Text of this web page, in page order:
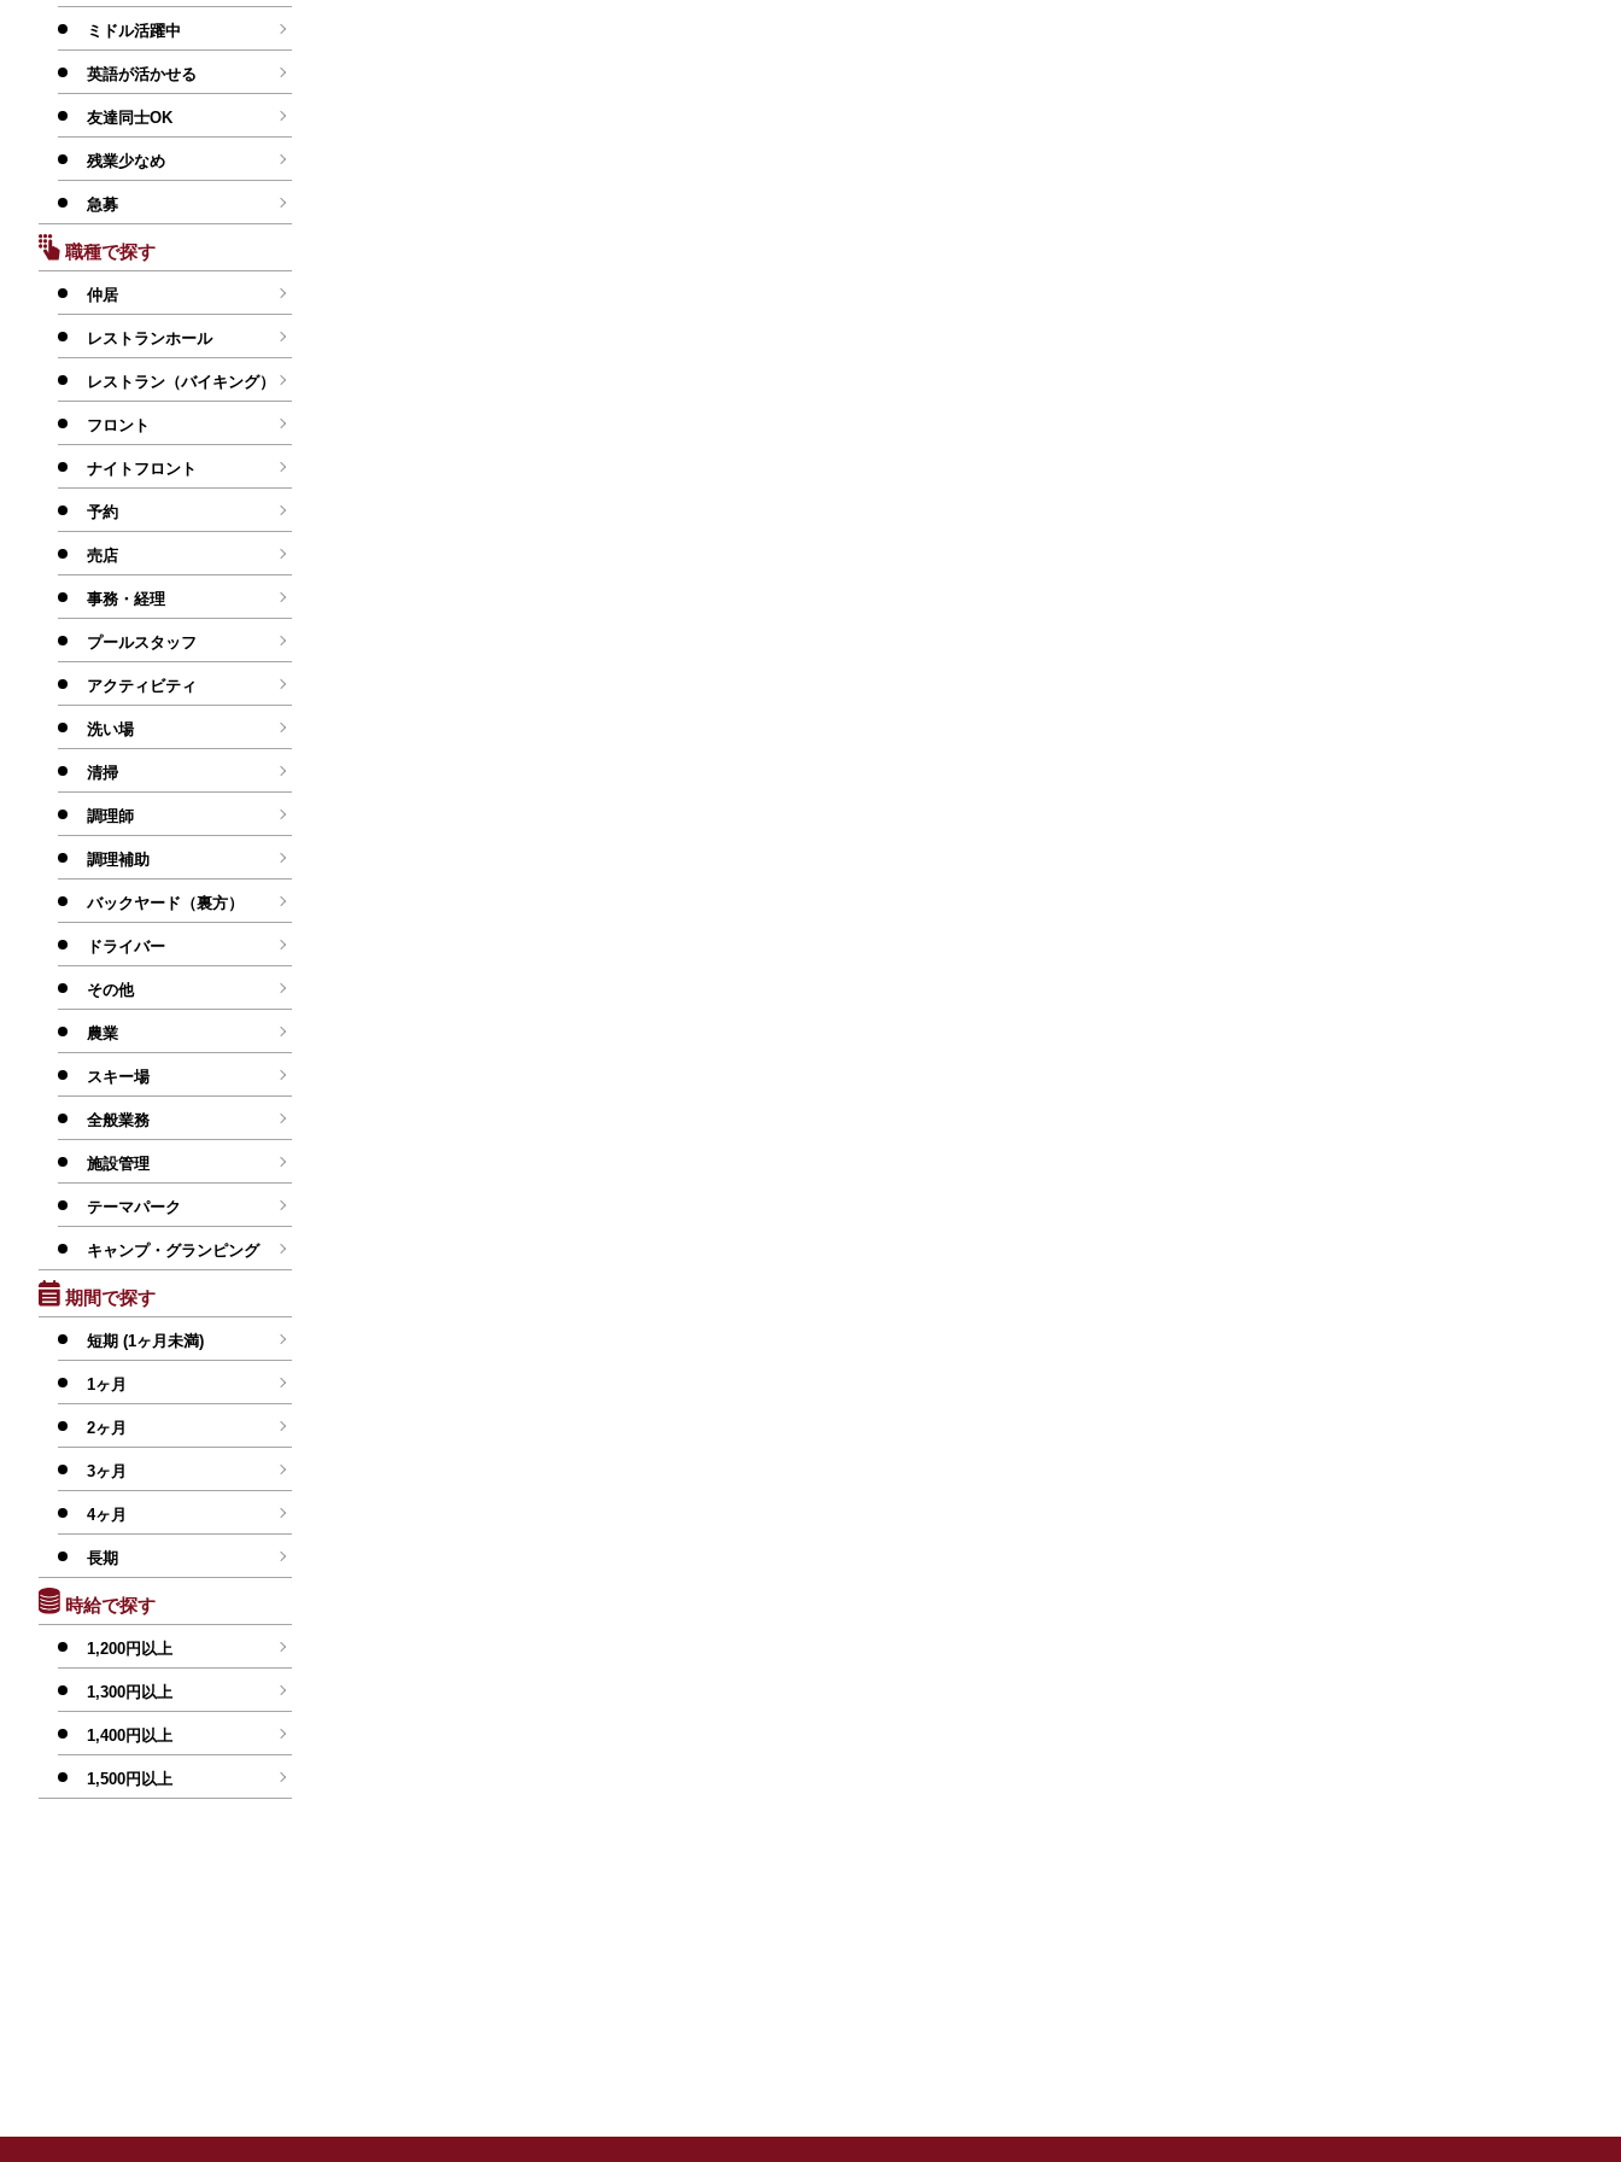
ミドル活躍中
英語が活かせる
友達同士OK
残業少なめ
急募
職種で探す
仲居
レストランホール
レストラン（バイキング）
フロント
ナイトフロント
予約
売店
事務・経理
プールスタッフ
アクティビティ
洗い場
清掃
調理師
調理補助
バックヤード（裏方）
ドライバー
その他
農業
スキー場
全般業務
施設管理
テーマパーク
キャンプ・グランピング
期間で探す
短期 (1ヶ月未満)
1ヶ月
2ヶ月
3ヶ月
4ヶ月
長期
時給で探す
1,200円以上
1,300円以上
1,400円以上
1,500円以上